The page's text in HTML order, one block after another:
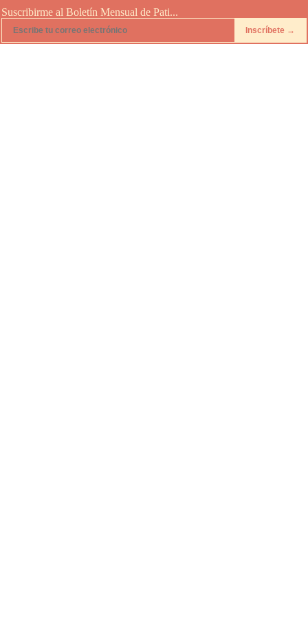
Suscribirme al Boletín Mensual de Pati...
Inscríbete →